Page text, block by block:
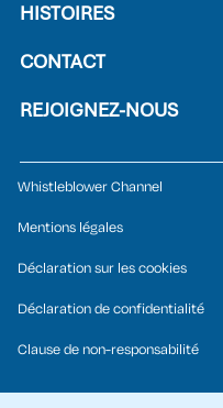
HISTOIRES
CONTACT
REJOIGNEZ-NOUS
Whistleblower Channel
Mentions légales
Déclaration sur les cookies
Déclaration de confidentialité
Clause de non-responsabilité